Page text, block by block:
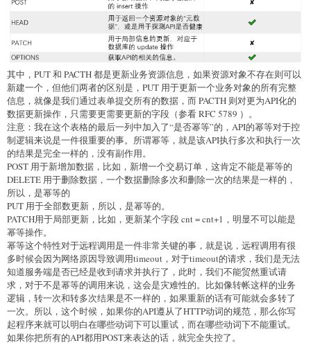
其中，PUT 和 PACTH 都是更新业务资源信息，如果资源对象不存在则可以
新建一个，但他们两者的区别是，PUT 用于更新一个业务对象的所有完整
信息，就像是我们通过表单提交所有的数据，而 PACTH 则对更为API化的
数据更新操作，只需要更需要更新的字段（参看 RFC 5789 ）。
注意：我在这个表格的最后一列中加入了“是否幂等”的，API的幂等对于控
制逻辑来说是一件很重要的事。所谓幂等，就是该API执行多次和执行一次
的结果是完全一样的，没有副作用。
POST 用于新增加数据，比如，新增一个交易订单，这肯定不能是幂等的
DELETE 用于删除数据，一个数据删除多次和删除一次的结果是一样的，
所以，是幂等的
PUT 用于全部数更新，所以，是幂等的。
PATCH用于局部更新，比如，更新某个字段 cnt = cnt+1，明显不可以能是
幂等操作。
幂等这个特性对于远程调用是一件非常关键的事，就是说，远程调用有很
多时候会因为网络原因导致调用timeout，对于timeout的请求，我们是无法
知道服务端是否已经是收到请求并执行了，此时，我们不能贸然重试请
求，对于不是幂等的调用来说，这会是灾难性的。比如像转帐这样的业务
逻辑，转一次和转多次结果是不一样的，如果重新的话有可能就会多转了
一次。所以，这个时候，如果你的API遵从了HTTP动词的规范，那么你写
起程序来就可以明白在哪些动词下可以重试，而在哪些动词下不能重试。
如果你把所有的API都用POST来表达的话，就完全失控了。